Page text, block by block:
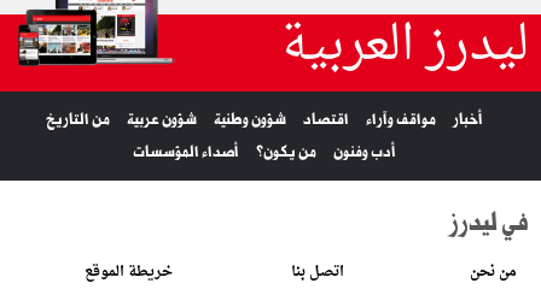
ليدرز العربية
أخبار مواقف وآراء اقتصاد شؤون وطنية شؤون عربية
من التاريخ
أدب وفنون
من يكون؟ أصداء المؤسسات
في ليدرز
من نحن اتصل بنا خريطة الموقع